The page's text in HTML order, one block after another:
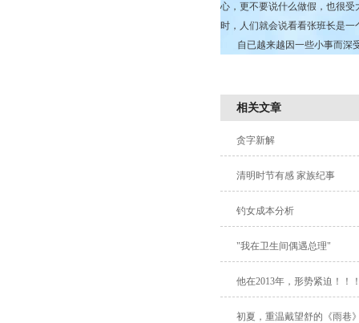
心，更不要说什么做假，也很
时，人们就会说看看张班长是
自已越来越因一些小事而深
相关文章
贪字新解
清明时节有感 家族纪事
钓女成本分析
"我在卫生间偶遇总理"
他在2013年，形势紧迫！！
初夏，重温戴望舒的《雨巷